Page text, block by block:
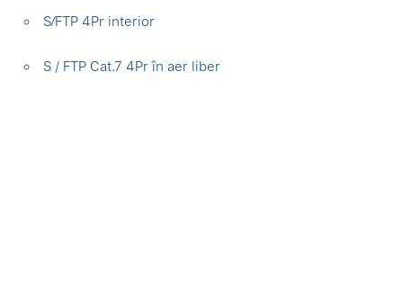
S⁄FTP 4Pr interior
S / FTP Cat.7 4Pr în aer liber